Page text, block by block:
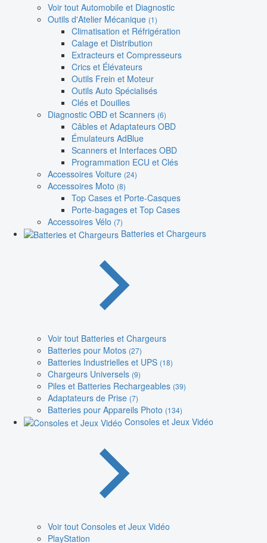
Voir tout Automobile et Diagnostic
Outils d'Atelier Mécanique (1)
Climatisation et Réfrigération
Calage et Distribution
Extracteurs et Compresseurs
Crics et Élévateurs
Outils Frein et Moteur
Outils Auto Spécialisés
Clés et Douilles
Diagnostic OBD et Scanners (6)
Câbles et Adaptateurs OBD
Émulateurs AdBlue
Scanners et Interfaces OBD
Programmation ECU et Clés
Accessoires Voiture (24)
Accessoires Moto (8)
Top Cases et Porte-Casques
Porte-bagages et Top Cases
Accessoires Vélo (7)
Batteries et Chargeurs
Voir tout Batteries et Chargeurs
Batteries pour Motos (27)
Batteries Industrielles et UPS (18)
Chargeurs Universels (9)
Piles et Batteries Rechargeables (39)
Adaptateurs de Prise (7)
Batteries pour Appareils Photo (134)
Consoles et Jeux Vidéo
Voir tout Consoles et Jeux Vidéo
PlayStation